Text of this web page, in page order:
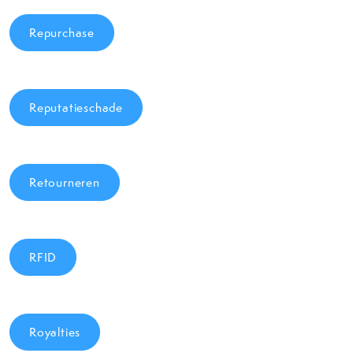
Repurchase
Reputatieschade
Retourneren
RFID
Royalties